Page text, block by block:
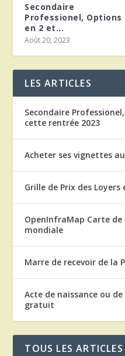
Secondaire
Professionel, Options
en 2 et...
Août 20, 2023
LES ARTICLES
Secondaire
cette rentrée 2023
Acheter ses vignettes
Grille de Prix des Loyers
OpenInfraMap Carte
mondiale
Marre de recevoir de la
Acte de naissance ou
gratuit
TOUS LES ARTICLES